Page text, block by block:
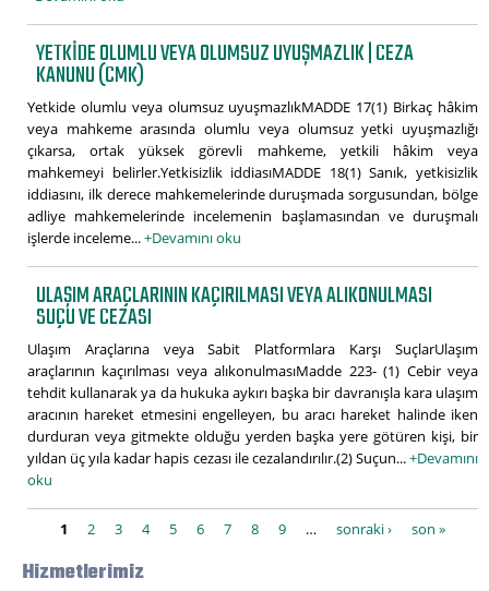
YETKIDE OLUMLU VEYA OLUMSUZ UYUŞMAZLIK | CEZA
KANUNU (CMK)
Yetkide olumlu veya olumsuz uyuşmazlıkMADDE 17(1) Birkaç hâkim
veya mahkeme arasında olumlu veya olumsuz yetki uyuşmazlığı
çıkarsa, ortak yüksek görevli mahkeme, yetkili hâkim veya
mahkemeyi belirler.Yetkisizlik iddiasıMADDE 18(1) Sanık, yetkisizlik
iddiasını, ilk derece mahkemelerinde duruşmada sorgusundan, bölge
adliye mahkemelerinde incelemenin başlamasından ve duruşmalı
işlerde inceleme...+Devamını oku
ULAŞIM ARAÇLARININ KAÇIRILMASI VEYA ALIKONULMASI
SUÇU VE CEZASI
Ulaşım Araçlarına veya Sabit Platformlara Karşı SuçlarUlaşım
araçlarının kaçırılması veya alıkonulmasıMadde 223- (1) Cebir veya
tehdit kullanarak ya da hukuka aykırı başka bir davranışla kara ulaşım
aracının hareket etmesini engelleyen, bu aracı hareket halinde iken
durduran veya gitmekte olduğu yerden başka yere götüren kişi, bir
yıldan üç yıla kadar hapis cezası ile cezalandırılır.(2) Suçun...+Devamını
oku
Sayfalar
1 2 3 4 5 6 7 8 9 … sonraki › son »
Hizmetlerimiz